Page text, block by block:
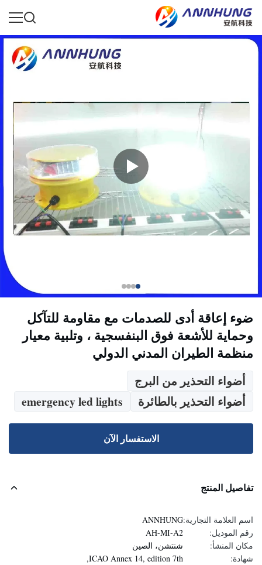
ضوء إعاقة أدى للصدمات مع مقاومة للتآكل
وحماية للأشعة فوق البنفسجية ، وتلبية معيار
منظمة الطيران المدني الدولي
أضواء التحذير من البرج
أضواء التحذير بالطائرة
emergency led lights
الاستفسار الآن
تفاصيل المنتج
اسم العلامة التجارية:ANNHUNG
رقم الموديل:
AH-MI-A2
مكان المنشأ:
شنتشن، الصين
شهادة:
ICAO Annex 14, edition 7th,